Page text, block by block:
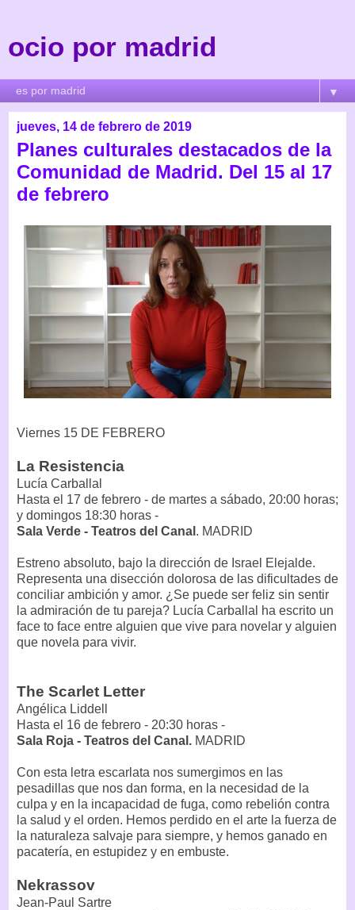
ocio por madrid
▼
jueves, 14 de febrero de 2019
Planes culturales destacados de la
Comunidad de Madrid. Del 15 al 17
de febrero
Viernes 15 DE FEBRERO
La Resistencia
Lucía Carballal
Hasta el 17 de febrero - de martes a sábado, 20:00 horas;
y domingos 18:30 horas -
Sala Verde - Teatros del Canal . MADRID
Estreno absoluto, bajo la dirección de Israel Elejalde.
Representa una disección dolorosa de las dificultades de
conciliar ambición y amor. ¿Se puede ser feliz sin sentir
la admiración de tu pareja? Lucía Carballal ha escrito un
face to face entre alguien que vive para novelar y alguien
que novela para vivir.
The Scarlet Letter
Angélica Liddell
Hasta el 16 de febrero - 20:30 horas -
Sala Roja - Teatros del Canal. MADRID
Con esta letra escarlata nos sumergimos en las
pesadillas que nos dan forma, en la necesidad de la
culpa y en la incapacidad de fuga, como rebelión contra
la salud y el orden. Hemos perdido en el arte la fuerza de
la naturaleza salvaje para siempre, y hemos ganado en
pacatería, en estupidez y en embuste.
Nekrassov
Jean-Paul Sartre